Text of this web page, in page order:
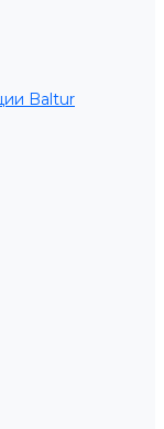
Baltur